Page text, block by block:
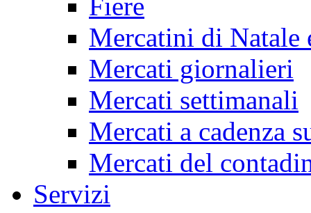
Mercatini di Natale
Mercati giornalieri
Mercati settimanali
Mercati a cadenza
Mercati del
Servizi